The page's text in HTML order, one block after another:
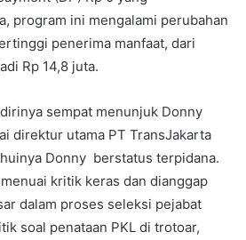
program ini mengalami perubahan
penerima manfaat, dari
Rp 14,8 juta.
sempat menunjuk Donny
direktur utama PT TransJakarta
Donny berstatus terpidana.
kritik keras dan dianggap
dalam proses seleksi pejabat
soal penataan PKL di trotoar,